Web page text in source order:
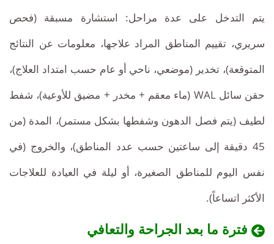
يتم التدخل على عدة مراحل: استشارة مسبقة (فحص
سريري، تقييم المناطق المراد علاجها، معلومات عن النتائج
المتوقعة)، تخدير (موضعي، ناحي أو عام حسب امتداد العلاج)،
حقن سائل WAL (ماء معقم + مخدر + مضيق للأوعية)، شفط
لطيف (يتم فصل الدهون وشفطها بشكل مستمر)، المدة (من
45 دقيقة إلى ساعتين حسب عدد المناطق)، والخروج (في
نفس اليوم للمناطق الصغيرة، أو ليلة في العيادة للعلاجات
الأكثر اتساعاً).
فترة ما بعد الجراحة والتعافي